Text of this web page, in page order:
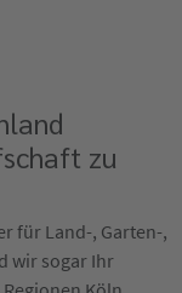
zu
für Land-, Garten-,
wir sogar Ihr